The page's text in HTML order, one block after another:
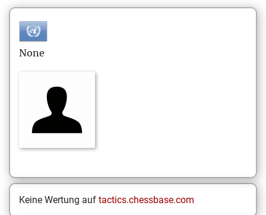
None
Keine Wertung auf tactics.chessbase.com